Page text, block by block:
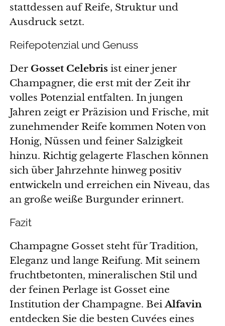
stattdessen auf Reife, Struktur und
Ausdruck setzt.
Reifepotenzial und Genuss
Der Gosset Celebrisist einer jener
Champagner, die erst mit der Zeit ihr
volles Potenzial entfalten. In jungen
Jahren zeigt er Präzision und Frische, mit
zunehmender Reife kommen Noten von
Honig, Nüssen und feiner Salzigkeit
hinzu. Richtig gelagerte Flaschen können
sich über Jahrzehnte hinweg positiv
entwickeln und erreichen ein Niveau, das
an große weiße Burgunder erinnert.
Fazit
Champagne Gosset steht für Tradition,
Eleganz und lange Reifung. Mit seinem
fruchtbetonten, mineralischen Stil und
der feinen Perlage ist Gosset eine
Institution der Champagne. BeiAlfavin
entdecken Sie die besten Cuvées eines